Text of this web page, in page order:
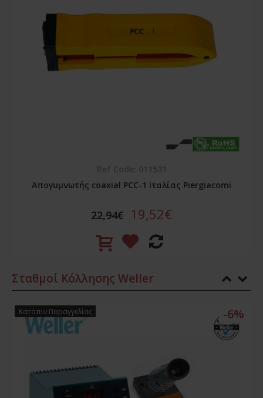
Απογυμνωτής coaxial PCC-1 Ιταλίας Piergiacomi
22,94€ 19,52€
Σταθμοί Κόλλησης Weller
-6%
Κατόπιν Παραγγελίας